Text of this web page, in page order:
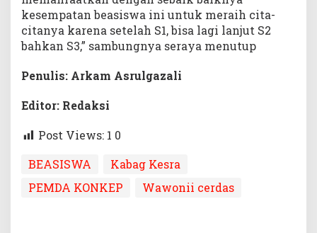
kesempatan beasiswa ini untuk meraih cita-
citanya karena setelah S1, bisa lagi lanjut S2
bahkan S3,” sambungnya seraya menutup
Penulis: Arkam Asrulgazali
Editor: Redaksi
Post Views: 1 0
BEASISWA
Kabag Kesra
PEMDA KONKEP
Wawonii cerdas